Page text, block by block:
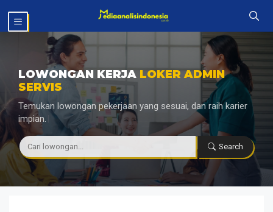
isi
MENU
LOWONGAN KERJA LOKER ADMIN
SERVIS
Temukan lowongan pekerjaan yang sesuai, dan raih karier
impian.
Search